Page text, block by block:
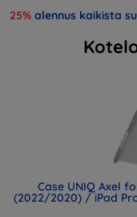
25% alennus kaikista
Case UNIQ Axel
(2022/2020) / iPad Pro